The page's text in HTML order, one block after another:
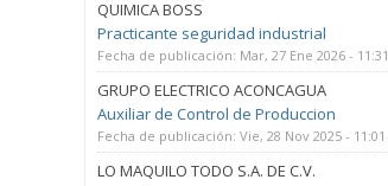
QUIMICA BOSS
Practicante seguridad industrial
Fecha de publicación: Mar, 27 Ene 2026 - 11:31
GRUPO ELECTRICO ACONCAGUA
Auxiliar de Control de Produccion
Fecha de publicación: Vie, 28 Nov 2025 - 11:01
LO MAQUILO TODO S.A. DE C.V.